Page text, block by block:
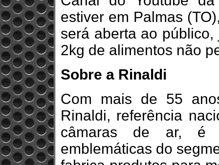
estiver em Palmas
será aberta ao
2kg de alimentos não
Sobre a Rinaldi
Com mais de 55
Rinaldi, referência
câmaras de ar, é
emblemáticas do